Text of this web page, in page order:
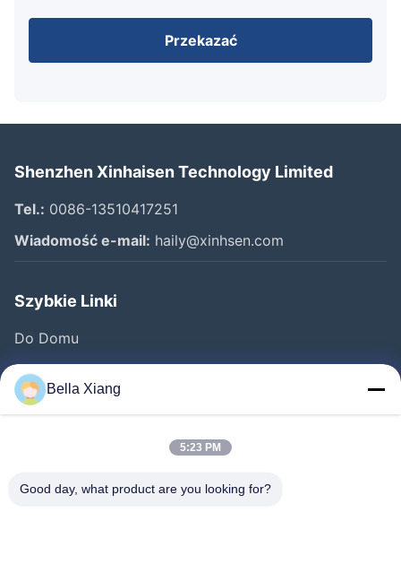
Przekazać
Shenzhen Xinhaisen Technology Limited
Tel.: 0086-13510417251
Wiadomość e-mail: haily@xinhsen.com
Szybkie Linki
Do Domu
Produkty
Filmy
Kontrola Jakości
Bella Xiang
5:23 PM
Good day, what product are you looking for?